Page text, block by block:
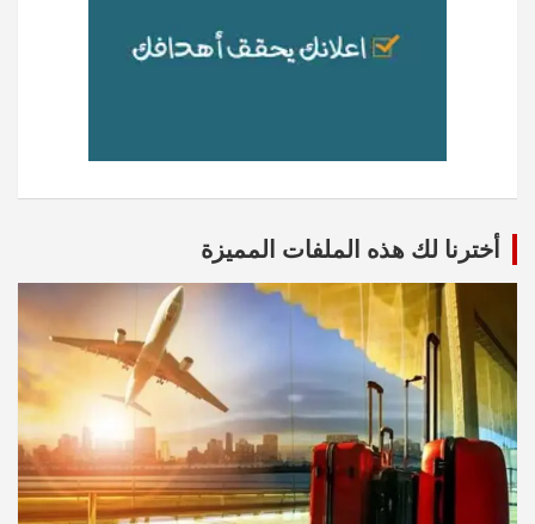
أخترنا لك هذه الملفات المميزة